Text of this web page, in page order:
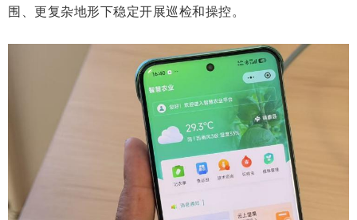
围、更复杂地形下稳定开展巡检和操控。